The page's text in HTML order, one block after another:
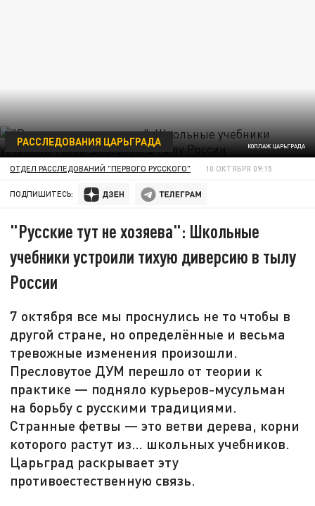
КОЛЛАЖ ЦАРЬГРАДА
РАССЛЕДОВАНИЯ ЦАРЬГРАДА
ОТДЕЛ РАССЛЕДОВАНИЙ "ПЕРВОГО РУССКОГО" 10 ОКТЯБРЯ 09:15
ПОДПИШИТЕСЬ:
"Русские тут не хозяева": Школьные
учебники устроили тихую диверсию в тылу
России
7 октября все мы проснулись не то чтобы в
другой стране, но определённые и весьма
тревожные изменения произошли.
Пресловутое ДУМ перешло от теории к
практике — подняло курьеров-мусульман
на борьбу с русскими традициями.
Странные фетвы — это ветви дерева, корни
которого растут из… школьных учебников.
Царьград раскрывает эту
противоестественную связь.